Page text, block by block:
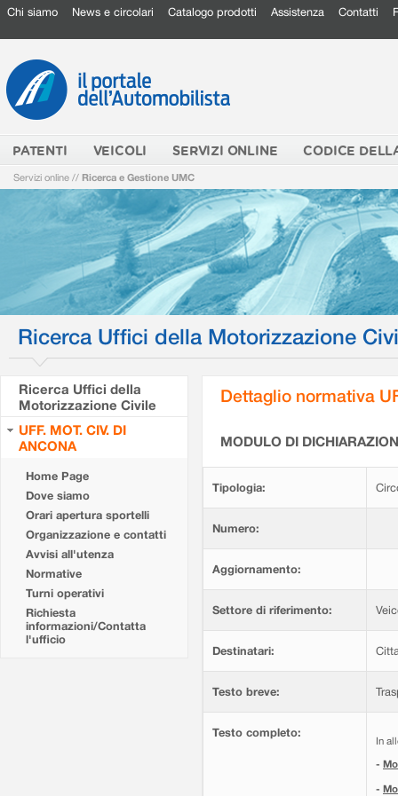
Chi siamo News e circolari Catalogo prodotti Assistenza Contatti
PATENTI VEICOLI SERVIZI ONLINE CODICE
Servizi online // Ricerca e Gestione UMC
Ricerca Uffici della Motorizzazione
Ricerca Uffici della
Motorizzazione Civile
UFF. MOT. CIV. DI
ANCONA
Home Page
Dove siamo
Orari apertura sportelli
Organizzazione e contatti
Avvisi all'utenza
Normative
Turni operativi
Richiesta
informazioni/Contatta
l'ufficio
Dettaglio normativa
MODULO DI
Tipologia:
Numero:
Aggiornamento:
Settore di riferimento:
Destinatari:
Testo breve:
Testo completo:
In
-
-